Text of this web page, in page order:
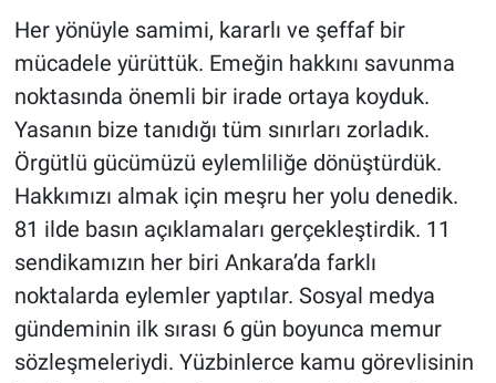
Her yönüyle samimi, kararlı ve şeffaf bir
mücadele yürüttük. Emeğin hakkını savunma
noktasında önemli bir irade ortaya koyduk.
Yasanın bize tanıdığı tüm sınırları zorladık.
Örgütlü gücümüzü eylemliliğe dönüştürdük.
Hakkımızı almak için meşru her yolu denedik.
81 ilde basın açıklamaları gerçekleştirdik. 11
sendikamızın her biri Ankara’da farklı
noktalarda eylemler yaptılar. Sosyal medya
gündeminin ilk sırası 6 gün boyunca memur
sözleşmeleriydi. Yüzbinlerce kamu görevlisinin